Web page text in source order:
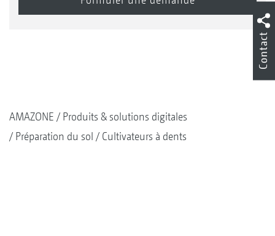
AMAZONE
Produits & solutions digitales
Préparation du sol
Cultivateurs à dents
Contact